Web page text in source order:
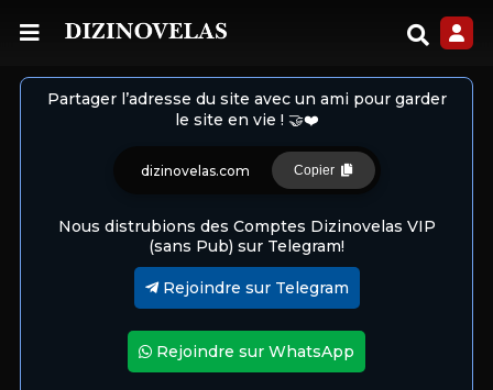
Partager l’adresse du site avec un ami pour garder
le site en vie ! 🤝❤️
dizinovelas.com Copier
Nous distrubions des Comptes Dizinovelas VIP
(sans Pub) sur Telegram!
Rejoindre sur Telegram
Rejoindre sur WhatsApp